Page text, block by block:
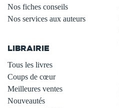
Nos fiches conseils
Nos services aux auteurs
LIBRAIRIE
Tous les livres
Coups de cœur
Meilleures ventes
Nouveautés